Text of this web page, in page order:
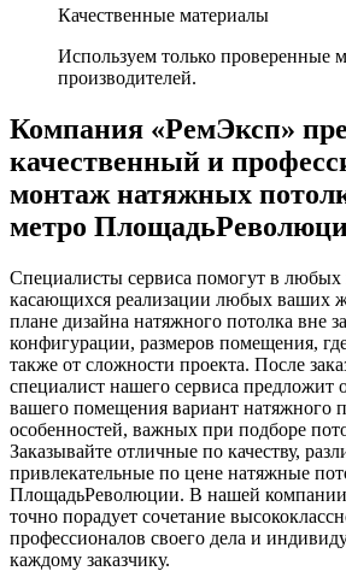
Качественные материалы
Используем только проверенные
производителей.
Компания «РемЭксп»
качественный и
монтаж натяжных
метро
Специалисты сервиса помогут в любых
касающихся реализации любых ваших
плане дизайна натяжного потолка вне
конфигурации, размеров помещения,
также от сложности проекта. После
специалист нашего сервиса предложит
вашего помещения вариант натяжного
особенностей, важных при подборе
Заказывайте отличные по качеству,
привлекательные по цене натяжные
ПлощадьРеволюции. В нашей
точно порадует сочетание
профессионалов своего дела и
каждому заказчику.